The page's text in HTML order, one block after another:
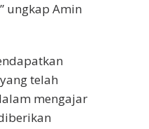
ungkap Amin
telah
mengajar